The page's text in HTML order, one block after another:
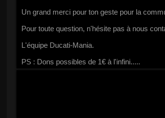
Un grand merci pour ton geste pour la
Pour toute question, n'hésite pas à nous
L'équipe Ducati-Mania.
PS : Dons possibles de 1€ à l'infini.....